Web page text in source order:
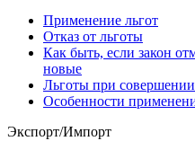
Применение льгот
Отказ от льготы
Как быть, если закон
новые
Льготы при
Особенности
Экспорт/Импорт